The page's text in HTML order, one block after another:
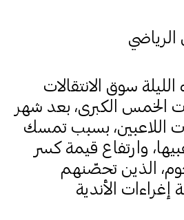
سوق الانتقالات
الخمس الكبرى، بعد شهر
اللاعبين، بسبب تمسك
وارتفاع قيمة كسر
الذين تحصّنهم
إغراءات الأندية